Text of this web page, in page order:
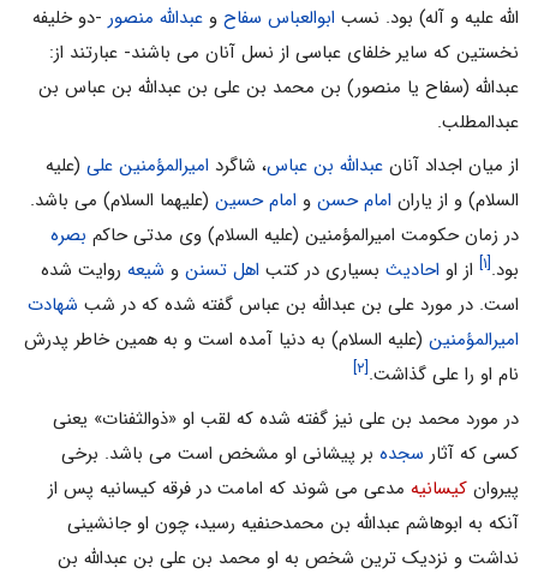
الله علیه و آله) بود. نسب ابوالعباس سفاح و عبدالله منصور -دو خلیفه
نخستین که سایر خلفای عباسی از نسل آنان می باشند- عبارتند از:
عبدالله (سفاح یا منصور) بن محمد بن علی بن عبدالله بن عباس بن
عبدالمطلب.
از میان اجداد آنان عبدالله بن عباس، شاگرد امیرالمؤمنین علی (علیه
السلام) و از یاران امام حسن و امام حسین (علیهما السلام) می باشد.
در زمان حکومت امیرالمؤمنین (علیه السلام) وی مدتی حاکم بصره
بود.[۱] از او احادیث بسیاری در کتب اهل تسنن و شیعه روایت شده
است. در مورد علی بن عبدالله بن عباس گفته شده که در شب شهادت
امیرالمؤمنین (علیه السلام) به دنیا آمده است و به همین خاطر پدرش
نام او را علی گذاشت.[۲]
در مورد محمد بن علی نیز گفته شده که لقب او «ذوالثفنات» یعنی
کسی که آثار سجده بر پیشانی او مشخص است می باشد. برخی
پیروان کیسانیه مدعی می شوند که امامت در فرقه کیسانیه پس از
آنکه به ابوهاشم عبدالله بن محمدحنفیه رسید، چون او جانشینی
نداشت و نزدیک ترین شخص به او محمد بن علی بن عبدالله بن